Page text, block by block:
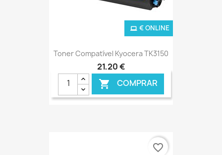
Toner Compatível Kyocera TK3150
21,20 €
 COMPRAR
€ ONLINE
favorite_border